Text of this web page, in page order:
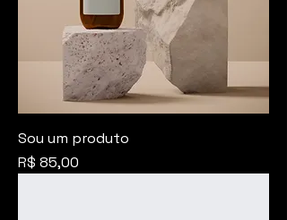
Sou um produto
Preço
R$ 85,00